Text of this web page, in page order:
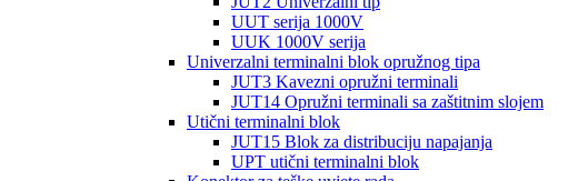
UUT serija 1000V
UUK 1000V serija
Univerzalni terminalni blok opružnog tipa
JUT3 Kavezni opružni terminali
JUT14 Opružni terminali sa zaštitnim slojem
Utični terminalni blok
JUT15 Blok za distribuciju napajanja
UPT utični terminalni blok